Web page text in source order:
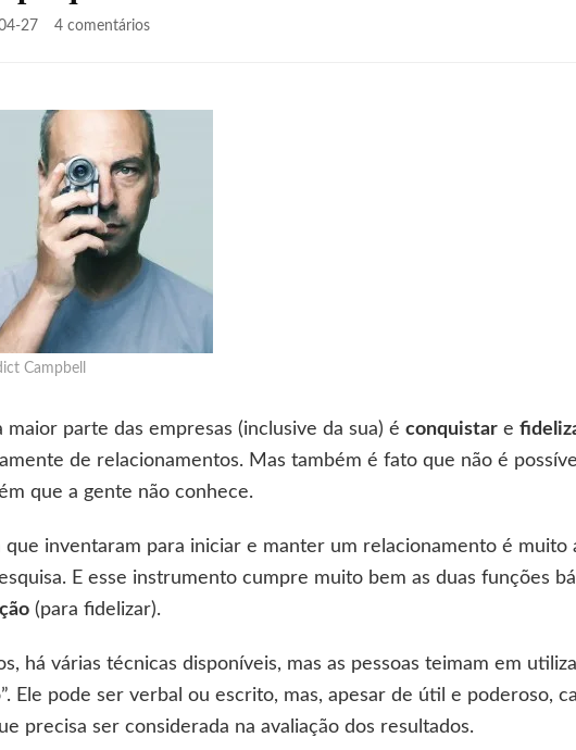
27 4 comentáriosem
pesquisa
Campbell
parte das empresas (inclusive da sua) é conquistar e
de relacionamentos. Mas também é fato que não é
que a gente não conhece.
inventaram para iniciar e manter um relacionamento é muito
E esse instrumento cumpre muito bem as duas funções
(para fidelizar).
há várias técnicas disponíveis, mas as pessoas teimam em
Ele pode ser verbal ou escrito, mas, apesar de útil e poderoso,
precisa ser considerada na avaliação dos resultados.